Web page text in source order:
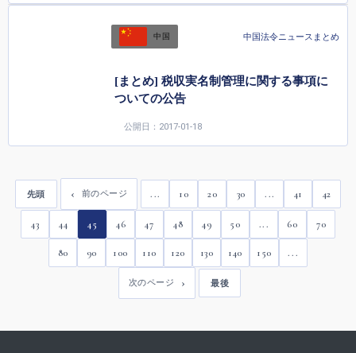
中国 中国法令ニュースまとめ
[まとめ] 税収実名制管理に関する事項に
ついての公告
公開日：2017-01-18
先頭 前のページ ... 10 20 30 ... 41 42
43 44 45 46 47 48 49 50 ... 60 70
80 90 100 110 120 130 140 150 ...
次のページ 最後